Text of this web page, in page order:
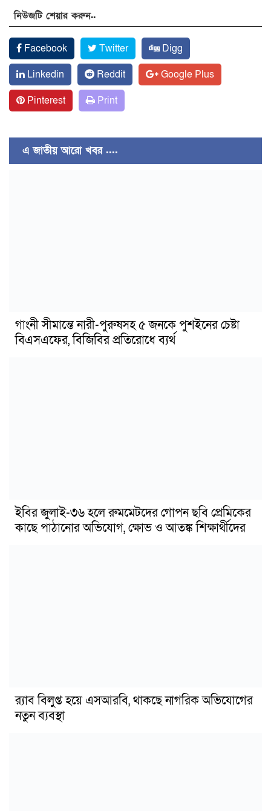
নিউজটি শেয়ার করুন..
Facebook Twitter
Digg
Linkedin
Reddit
Google Plus
Pinterest
Print
এ জাতীয় আরো খবর ....
গাংনী সীমান্তে নারী-পুরুষসহ ৫ জনকে পুশইনের চেষ্টা
বিএসএফের, বিজিবির প্রতিরোধে ব্যর্থ
ইবির জুলাই-৩৬ হলে রুমমেটদের গোপন ছবি প্রেমিকের
কাছে পাঠানোর অভিযোগ, ক্ষোভ ও আতঙ্ক শিক্ষার্থীদের
র‍্যাব বিলুপ্ত হয়ে এসআরবি, থাকছে নাগরিক অভিযোগের
নতুন ব্যবস্থা